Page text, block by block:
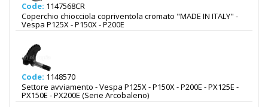
Code: 1147568CR
Coperchio chiocciola copriventola cromato "MADE IN ITALY" -
Vespa P125X - P150X - P200E
Code: 1148570
Settore avviamento - Vespa P125X - P150X - P200E - PX125E -
PX150E - PX200E (Serie Arcobaleno)